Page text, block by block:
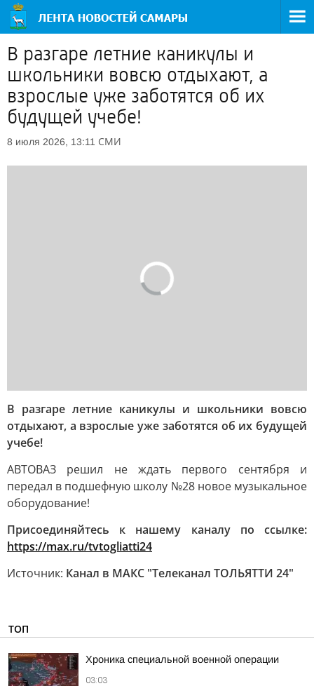
В разгаре летние каникулы и
школьники вовсю отдыхают, а
взрослые уже заботятся об их
будущей учебе!
8 июля 2026, 13:11 СМИ
В разгаре летние каникулы и школьники вовсю
отдыхают, а взрослые уже заботятся об их будущей
учебе!
АВТОВАЗ решил не ждать первого сентября и
передал в подшефную школу №28 новое музыкальное
оборудование!
Присоединяйтесь к нашему каналу по ссылке:
https://max.ru/tvtogliatti24
Источник: Канал в МАКС "Телеканал ТОЛЬЯТТИ 24"
ТОП
Хроника специальной военной операции
03:03